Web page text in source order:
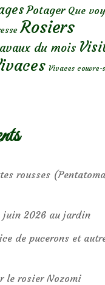
Potager Que
Rosiers
du mois
Vivaces couvre-
rousses (Pentatoma
juin 2026 au jardin
de pucerons et
le rosier Nozomi